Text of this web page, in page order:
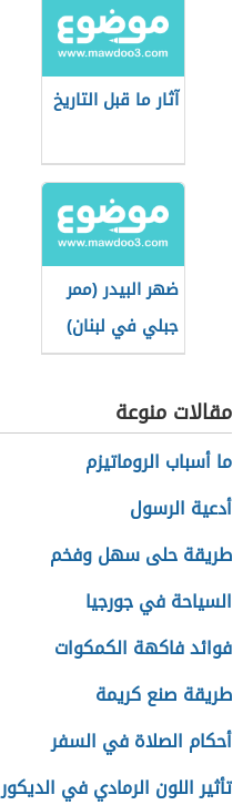
آثار ما قبل التاريخ
ضهر البيدر (ممر
جبلي في لبنان)
مقالات منوعة
ما أسباب الروماتيزم
أدعية الرسول
طريقة حلى سهل وفخم
السياحة في جورجيا
فوائد فاكهة الكمكوات
طريقة صنع كريمة
أحكام الصلاة في السفر
تأثير اللون الرمادي في الديكور